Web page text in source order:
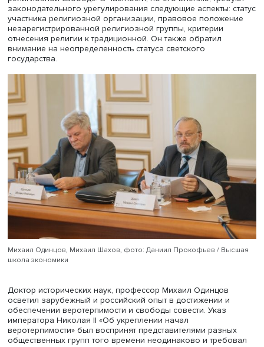
Роман Лункин, фото: Даниил Прокофьев / Высшая школа
Заместитель директора по научной работе,
Центра по изучению проблем религии и общества
Европы РАН Роман Лункин проанализировал
от веротерпимости к религиозно-общественной
консолидации. В то время как в Европе происходит
вытеснение религиозного мировоззрения, у России
шанс сочетать его с развитием демократических
государственных институтов. При этом ключевыми
направлениями современной конфессиональной
организациям, полагает он.
Научный сотрудник Института законодательства и
сравнительного правоведения при Правительстве РФ
Мельник изучил правовые позиции Конституционного